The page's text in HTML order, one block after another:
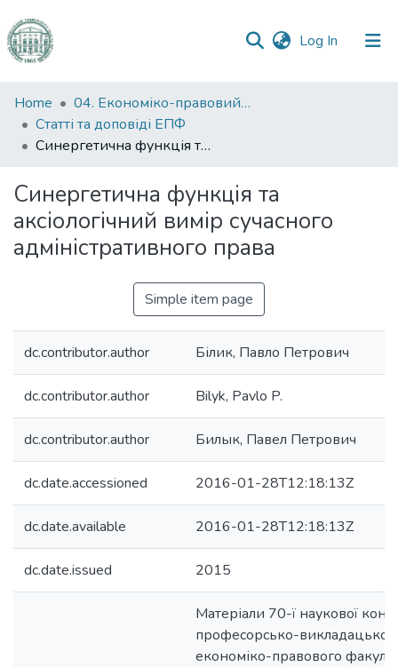
Log In (current)
Communities
&
Collections
Statistics
Home
04. Економіко-правовий факультет
Статті та доповіді ЕПФ
Синергетична функція та аксіологічний вимір сучасного адміністративного права
Синергетична функція та
аксіологічний вимір сучасного
адміністративного права
Simple item page
dc.contributor.author Білик, Павло Петрович
dc.contributor.author Bilyk, Pavlo P.
dc.contributor.author Билык, Павел Петрович
dc.date.accessioned 2016-01-28T12:18:13Z
dc.date.available 2016-01-28T12:18:13Z
dc.date.issued 2015
Матеріали 70-ї наукової
професорсько-
економіко-правового